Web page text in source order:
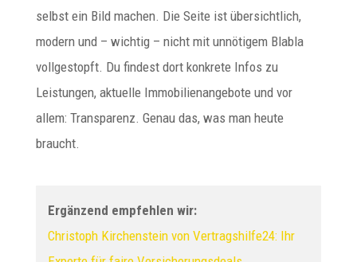
selbst ein Bild machen. Die Seite ist übersichtlich,
modern und – wichtig – nicht mit unnötigem Blabla
vollgestopft. Du findest dort konkrete Infos zu
Leistungen, aktuelle Immobilienangebote und vor
allem: Transparenz. Genau das, was man heute
braucht.
Ergänzend empfehlen wir:
Christoph Kirchenstein von Vertragshilfe24: Ihr